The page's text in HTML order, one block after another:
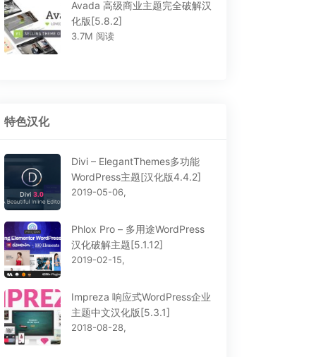
Avada 高级商业主题完全破解汉
化版[5.8.2]
3.7M 阅读
特色汉化
Divi – ElegantThemes多功能
WordPress主题[汉化版4.4.2]
2019-05-06,
Phlox Pro – 多用途WordPress
汉化破解主题[5.1.12]
2019-02-15,
Impreza 响应式WordPress企业
主题中文汉化版[5.3.1]
2018-08-28,